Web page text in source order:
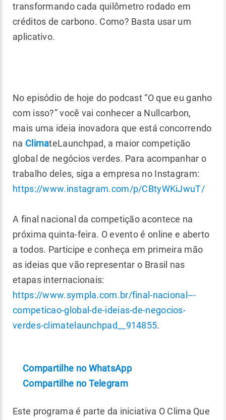
transformando cada quilômetro rodado em
créditos de carbono. Como? Basta usar um
aplicativo.
No episódio de hoje do podcast “O que eu ganho
com isso?” você vai conhecer a Nullcarbon,
mais uma ideia inovadora que está concorrendo
na ClimateLaunchpad, a maior competição
global de negócios verdes. Para acompanhar o
trabalho deles, siga a empresa no Instagram:
https://www.instagram.com/p/CBtyWKiJwuT/
A final nacional da competição acontece na
próxima quinta-feira. O evento é online e aberto
a todos. Participe e conheça em primeira mão
as ideias que vão representar o Brasil nas
etapas internacionais:
https://www.sympla.com.br/final-nacional---
competicao-global-de-ideias-de-negocios-
verdes-climatelaunchpad__914855.
Compartilhe no WhatsApp
Compartilhe no Telegram
Este programa é parte da iniciativa O Clima Que